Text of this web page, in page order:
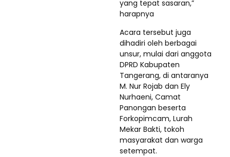
yang tepat sasaran,”
harapnya
Acara tersebut juga
dihadiri oleh berbagai
unsur, mulai dari anggota
DPRD Kabupaten
Tangerang, di antaranya
M. Nur Rojab dan Ely
Nurhaeni, Camat
Panongan beserta
Forkopimcam, Lurah
Mekar Bakti, tokoh
masyarakat dan warga
setempat.